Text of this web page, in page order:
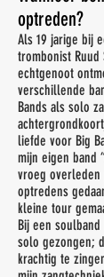
optreden?
Als 19 jarige bij
trombonist
echtgenoot
verschillende
Bands als solo
liefde voor Big
mijn eigen band
vroeg overleden
optredens
kleine tour
Bij een
solo gezongen;
krachtig te